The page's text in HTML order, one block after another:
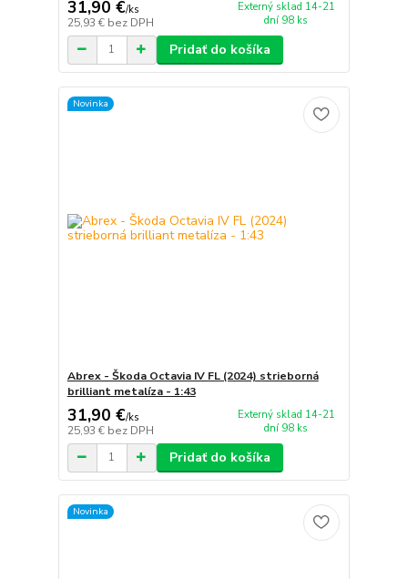
31,90 €/ks
25,93 € bez DPH
Externý sklad 14-21
dní 98 ks
Pridať do košíka
Novinka
Abrex - Škoda Octavia IV FL (2024) strieborná
brilliant metalíza - 1:43
31,90 €/ks
25,93 € bez DPH
Externý sklad 14-21
dní 98 ks
Pridať do košíka
Novinka